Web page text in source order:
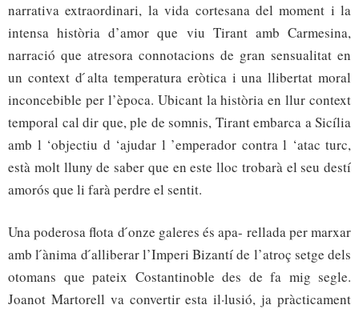
narrativa extraordinari, la vida cortesana del moment i la
intensa història d’amor que viu Tirant amb Carmesina,
narració que atresora connotacions de gran sensualitat en
un context d ́alta temperatura eròtica i una llibertat moral
inconcebible per l’època. Ubicant la història en llur context
temporal cal dir que, ple de somnis, Tirant embarca a Sicília
amb l ‘objectiu d ‘ajudar l ’emperador contra l ‘atac turc,
està molt lluny de saber que en este lloc trobarà el seu destí
amorós que li farà perdre el sentit.
Una poderosa flota d ́onze galeres és apa- rellada per marxar
amb l ́ànima d ́alliberar l’Imperi Bizantí de l’atroç setge dels
otomans que pateix Costantinoble des de fa mig segle.
Joanot Martorell va convertir esta il·lusió, ja pràcticament